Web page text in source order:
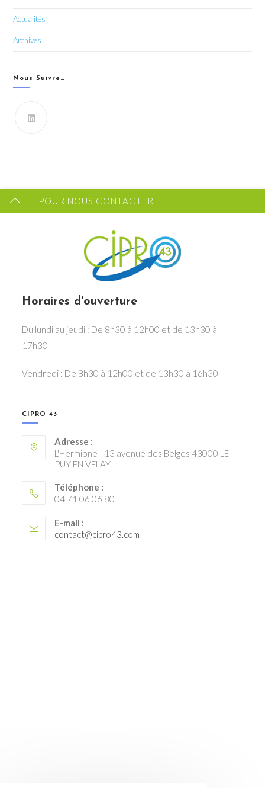
Actualités
Archives
Nous Suivre…
Vous souhaitez recevoir les dernières infos du CIPRO
POUR NOUS CONTACTER
Horaires d'ouverture
Du lundi au jeudi : De 8h30 à 12h00 et de 13h30 à
17h30
Vendredi : De 8h30 à 12h00 et de 13h30 à 16h30
CIPRO 43
Adresse :
L'Hermione - 13 avenue des Belges 43000 LE
PUY EN VELAY
Téléphone :
04 71 06 06 80
E-mail :
contact@cipro43.com